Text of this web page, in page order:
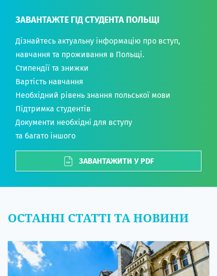
ЗАВАНТАЖТЕ ГІД СТУДЕНТА ПОЛЬЩІ
Дізнайтесь актуальну інформацію про вступ,
навчання та проживання в Польщі.
Стипендії та знижки
Вартість навчання
Необхідний рівень знання польської мови
Підтримка студентів
Документи необхідні для вступу
та багато іншого
ЗАВАНТАЖИТИ У PDF
ОСТАННІ СТАТТІ ТА НОВИНИ